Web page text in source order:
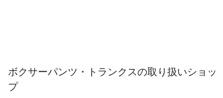
ボクサーパンツ・トランクスの取り扱いショッ
プ